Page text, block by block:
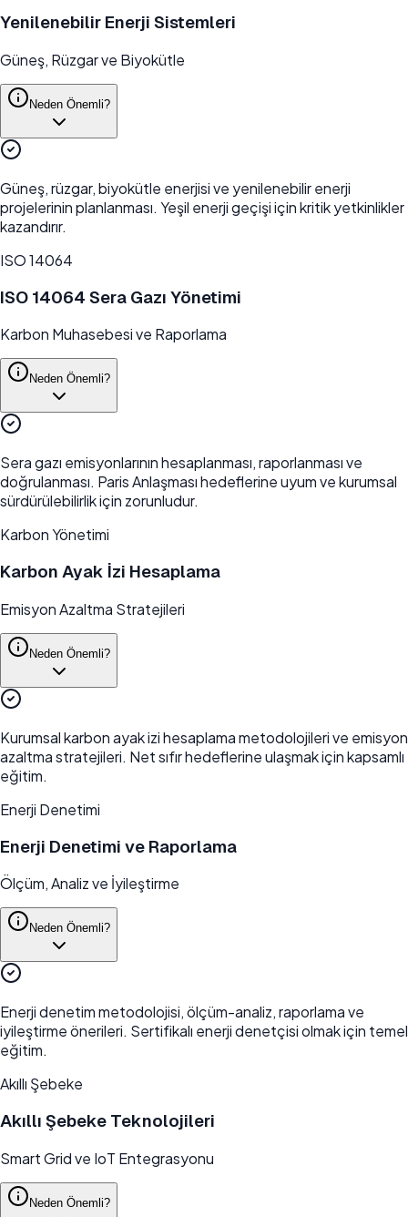
Yenilenebilir Enerji Sistemleri
Güneş, Rüzgar ve Biyokütle
Neden Önemli?
Güneş, rüzgar, biyokütle enerjisi ve yenilenebilir enerji
projelerinin planlanması. Yeşil enerji geçişi için kritik yetkinlikler
kazandırır.
ISO 14064
ISO 14064 Sera Gazı Yönetimi
Karbon Muhasebesi ve Raporlama
Neden Önemli?
Sera gazı emisyonlarının hesaplanması, raporlanması ve
doğrulanması. Paris Anlaşması hedeflerine uyum ve kurumsal
sürdürülebilirlik için zorunludur.
Karbon Yönetimi
Karbon Ayak İzi Hesaplama
Emisyon Azaltma Stratejileri
Neden Önemli?
Kurumsal karbon ayak izi hesaplama metodolojileri ve emisyon
azaltma stratejileri. Net sıfır hedeflerine ulaşmak için kapsamlı
eğitim.
Enerji Denetimi
Enerji Denetimi ve Raporlama
Ölçüm, Analiz ve İyileştirme
Neden Önemli?
Enerji denetim metodolojisi, ölçüm-analiz, raporlama ve
iyileştirme önerileri. Sertifikalı enerji denetçisi olmak için temel
eğitim.
Akıllı Şebeke
Akıllı Şebeke Teknolojileri
Smart Grid ve IoT Entegrasyonu
Neden Önemli?